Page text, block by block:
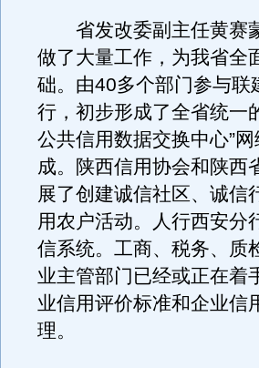
省发改委副主任黄赛
做了大量工作，为我省全
础。由40多个部门参与联
行，初步形成了全省统一
公共信用数据交换中心”
成。陕西信用协会和陕西
展了创建诚信社区、诚信
用农户活动。人行西安分
信系统。工商、税务、质
业主管部门已经或正在着
业信用评价标准和企业信
理。